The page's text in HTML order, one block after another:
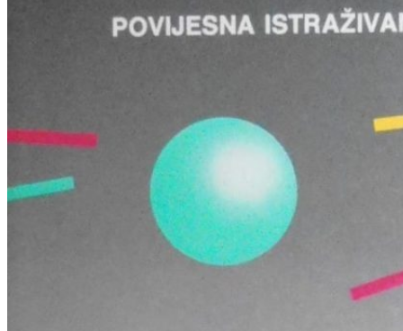
ETNOLOGIJA
FILOZOFIJA, SOCIOLOGIJA, ANTROPOLOGIJA
KNJIŽEVNOST
LIKOVNA UMJETNOST
LJEKOVITO BILJE I ZDRAVLJE
MITOLOGIJA
POVIJEST I PUBLICISTIKA
PRIRODNE ZNANOSTI
PSIHOLOGIJA, POPULARNA PSIHOLOGIJA,
ALTERNATIVA
RELIGIJA